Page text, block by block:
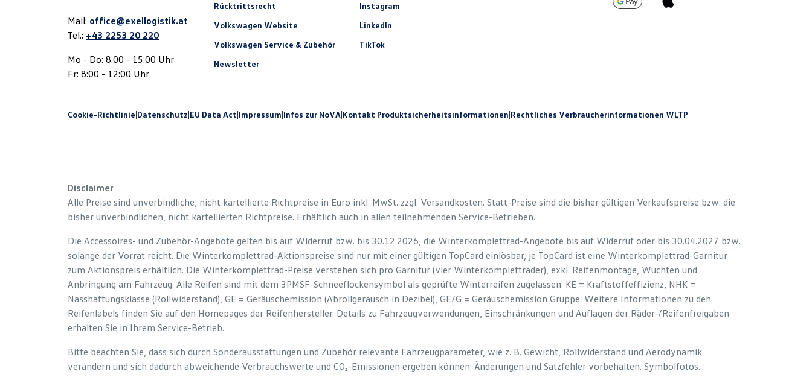
Mail: office@exellogistik.at
Tel.: +43 2253 20 220
Mo - Do: 8:00 - 15:00 Uhr
Fr: 8:00 - 12:00 Uhr
Rücktrittsrecht
Volkswagen Website
Volkswagen Service & Zubehör
Newsletter
Instagram
LinkedIn
TikTok
Cookie-Richtlinie|Datenschutz|EU Data Act|Impressum|Infos zur NoVA|Kontakt|Produkt­sicherheits­informationen|Rechtliches|Verbraucherinformationen|WLTP
Disclaimer
Alle Preise sind unverbindliche, nicht kartellierte Richtpreise in Euro inkl. MwSt. zzgl. Versandkosten. Statt-Preise sind die bisher gültigen Verkaufspreise bzw. die
bisher unverbindlichen, nicht kartellierten Richtpreise. Erhältlich auch in allen teilnehmenden Service-Betrieben.
Die Accessoires- und Zubehör-Angebote gelten bis auf Widerruf bzw. bis 30.12.2026, die Winterkomplettrad-Angebote bis auf Widerruf oder bis 30.04.2027 bzw.
solange der Vorrat reicht. Die Winterkomplettrad-Aktionspreise sind nur mit einer gültigen TopCard einlösbar, je TopCard ist eine Winterkomplettrad-Garnitur
zum Aktionspreis erhältlich. Die Winterkomplettrad-Preise verstehen sich pro Garnitur (vier Winterkompletträder), exkl. Reifenmontage, Wuchten und
Anbringung am Fahrzeug. Alle Reifen sind mit dem 3PMSF-Schneeflockensymbol als geprüfte Winterreifen zugelassen. KE = Kraftstoffeffizienz, NHK =
Nasshaftungsklasse (Rollwiderstand), GE = Geräuschemission (Abrollgeräusch in Dezibel), GE/G = Geräuschemission Gruppe. Weitere Informationen zu den
Reifenlabels finden Sie auf den Homepages der Reifenhersteller. Details zu Fahrzeugverwendungen, Einschränkungen und Auflagen der Räder-/Reifenfreigaben
erhalten Sie in Ihrem Service-Betrieb.
Bitte beachten Sie, dass sich durch Sonderausstattungen und Zubehör relevante Fahrzeugparameter, wie z. B. Gewicht, Rollwiderstand und Aerodynamik
verändern und sich dadurch abweichende Verbrauchswerte und CO₂-Emissionen ergeben können. Änderungen und Satzfehler vorbehalten. Symbolfotos.